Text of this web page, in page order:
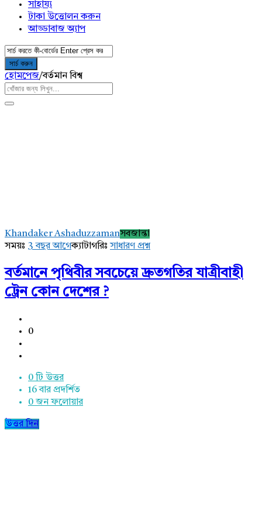
সাহায্য
টাকা উত্তোলন করুন
আড্ডাবাজ অ্যাপ
হোমপেজ/বর্তমান বিশ্ব
Latest
প্রশ্ন
Khandaker Ashaduzzamanসবজান্তা
সময়ঃ 3 বছর আগেক্যাটাগরিঃসাধারণ প্রশ্ন
বর্তমানে পৃথিবীর সবচেয়ে দ্রুতগতির যাত্রীবাহী
ট্রেন কোন দেশের ?
0
0 টি উত্তর
16বার প্রদর্শিত
0 জন ফলোয়ার
উত্তর দিন